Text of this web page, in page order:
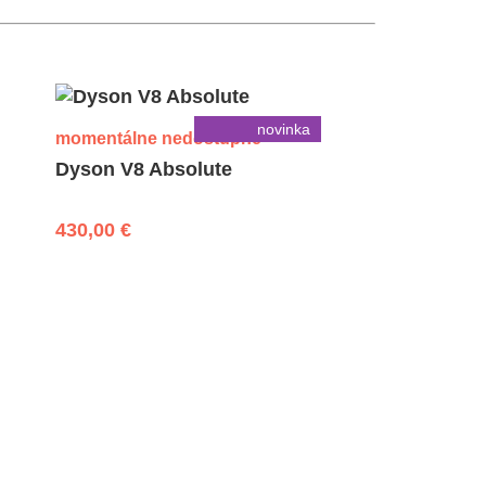
momentálne nedostupné
Dyson V8 Absolute
430,00 €
novinka